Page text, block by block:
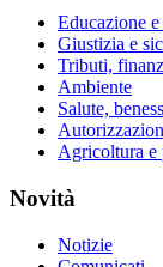
Educazione
Giustizia e
Tributi,
Ambiente
Salute,
Agricoltura e
Novità
Notizie